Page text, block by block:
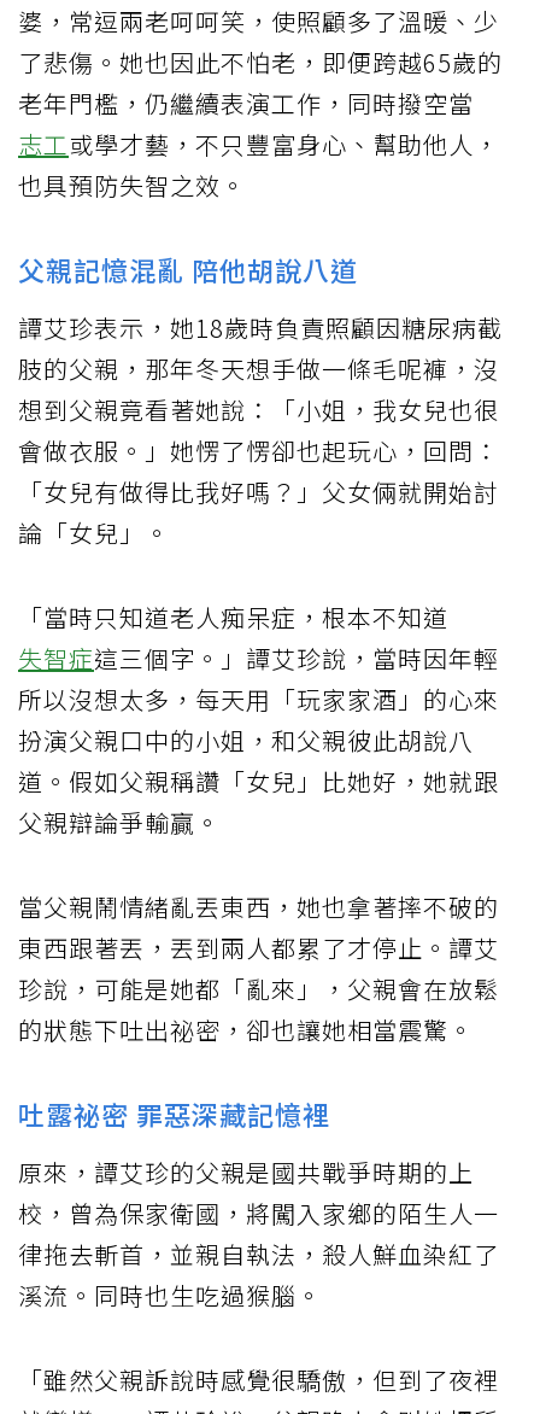
婆，常逗兩老呵呵笑，使照顧多了溫暖、少
了悲傷。她也因此不怕老，即便跨越65歲的
老年門檻，仍繼續表演工作，同時撥空當
志工或學才藝，不只豐富身心、幫助他人，
也具預防失智之效。
父親記憶混亂 陪他胡說八道
譚艾珍表示，她18歲時負責照顧因糖尿病截
肢的父親，那年冬天想手做一條毛呢褲，沒
想到父親竟看著她說：「小姐，我女兒也很
會做衣服。」她愣了愣卻也起玩心，回問：
「女兒有做得比我好嗎？」父女倆就開始討
論「女兒」。
「當時只知道老人痴呆症，根本不知道
失智症這三個字。」譚艾珍說，當時因年輕
所以沒想太多，每天用「玩家家酒」的心來
扮演父親口中的小姐，和父親彼此胡說八
道。假如父親稱讚「女兒」比她好，她就跟
父親辯論爭輸贏。
當父親鬧情緒亂丟東西，她也拿著摔不破的
東西跟著丟，丟到兩人都累了才停止。譚艾
珍說，可能是她都「亂來」，父親會在放鬆
的狀態下吐出祕密，卻也讓她相當震驚。
吐露祕密 罪惡深藏記憶裡
原來，譚艾珍的父親是國共戰爭時期的上
校，曾為保家衛國，將闖入家鄉的陌生人一
律拖去斬首，並親自執法，殺人鮮血染紅了
溪流。同時也生吃過猴腦。
「雖然父親訴說時感覺很驕傲，但到了夜裡